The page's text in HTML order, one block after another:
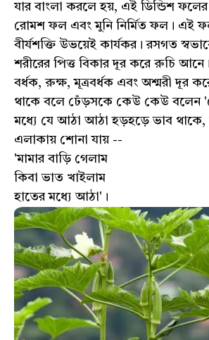
যার বাংলা করলে হয়, এই ডিন্ডিশ
রোমশ ফল এবং মুনি নির্মিত ফল। এই
বীর্যশক্তি উভয়েই কার্যকর। রসগত
শরীরের পিত্ত বিকার দূর করে রুচি
বর্ধক, রুক্ষ, মূত্রবর্ধক এবং অশ্মরী দূর
থাকে বলে ঢেঁড়সকে কেউ কেউ বলেন
মধ্যে যে আঠা আঠা হড়হড়ে ভাব থাকে,
এলাকায় শোনা যায় --
'মামার বাড়ি গেলাম
কিবা ভাত খাইলাম
হাতের মধ্যে আঠা'।